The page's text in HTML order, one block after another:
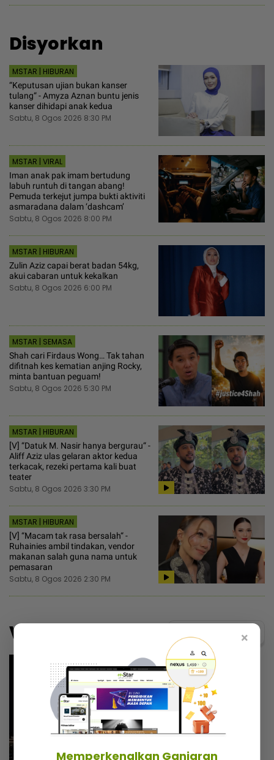
Disyorkan
MSTAR | HIBURAN
“Keputusan ujian bukan kanser
tulang“ - Amyza Aznan buntu jenis
kanser dihidapi anak kedua
Sabtu, 8 Ogos 2026 8:30 PM
MSTAR | VIRAL
Iman anak pak imam bertudung
labuh runtuh di tangan abang!
Pemuda terkejut jumpa bukti aktiviti
asmaradana dalam ‘dashcam’
Sabtu, 8 Ogos 2026 8:00 PM
MSTAR | HIBURAN
Zulin Aziz capai berat badan 54kg,
akui cabaran untuk kekalkan
Sabtu, 8 Ogos 2026 6:00 PM
MSTAR | SEMASA
Shah cari Firdaus Wong… Tak tahan
difitnah kes kematian anjing Rocky,
minta bantuan peguam!
Sabtu, 8 Ogos 2026 5:30 PM
MSTAR | HIBURAN
[V] “Datuk M. Nasir hanya bergurau“ -
Aliff Aziz ulas gelaran aktor kedua
terkacak, rezeki pertama kali buat
teater
Sabtu, 8 Ogos 2026 3:30 PM
MSTAR | HIBURAN
[V] “Macam tak rasa bersalah“ -
Ruhainies ambil tindakan, vendor
makanan salah guna nama untuk
pemasaran
Sabtu, 8 Ogos 2026 2:30 PM
Video Menarik@video
×
Memperkenalkan Ganjaran